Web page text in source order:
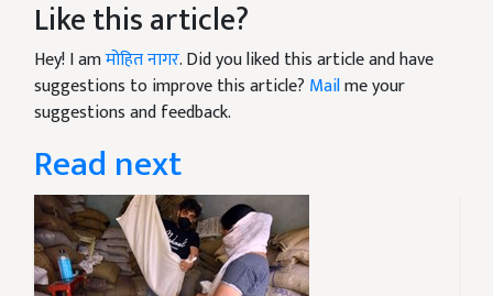
Like this article?
Hey! I amमोहित नागर. Did you liked this article and have
suggestions to improve this article? Mailme your
suggestions and feedback.
Read next